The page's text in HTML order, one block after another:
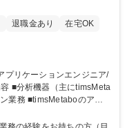
退職金あり
在宅OK
業務 ■timsMetaboのアプ
ス事業
、化合物のスクリーニング